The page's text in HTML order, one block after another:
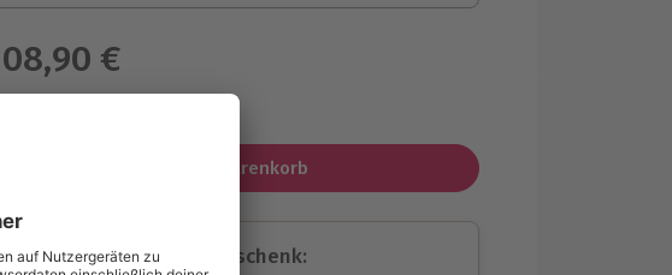
€
In den Warenkorb
Immer das passende Geschenk: